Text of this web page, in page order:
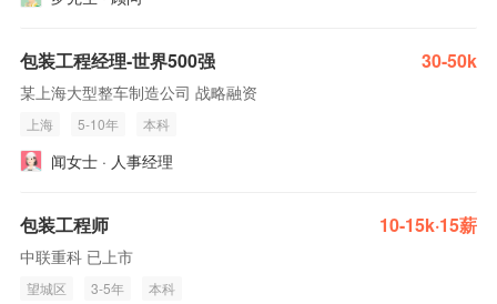
包装工程经理-世界500强 30-50k
某上海大型整车制造公司 战略融资
上海 5-10年 本科
闻女士 · 人事经理
包装工程师 10-15k·15薪
中联重科 已上市
望城区 3-5年 本科